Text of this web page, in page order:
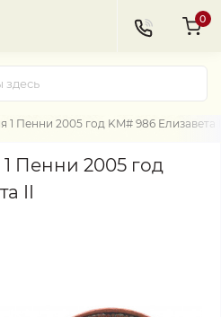
0
1 Пенни 2005 год KM# 986 Елизавета
Пенни 2005 год
II